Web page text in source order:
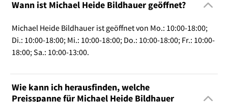
Wann ist Michael Heide Bildhauer geöffnet?
Michael Heide Bildhauer ist geöffnet von Mo.: 10:00-18:00;
Di.: 10:00-18:00; Mi.: 10:00-18:00; Do.: 10:00-18:00; Fr.: 10:00-
18:00; Sa.: 10:00-13:00.
Wie kann ich herausfinden, welche
Preisspanne für Michael Heide Bildhauer